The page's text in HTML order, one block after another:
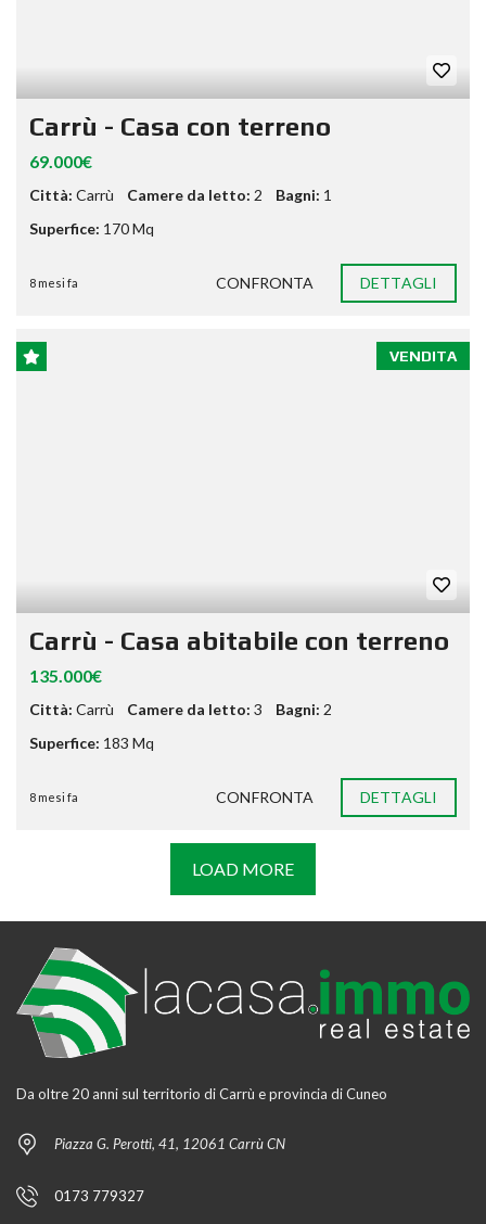
Carrù - Casa con terreno
69.000€
Città: Carrù Camere da letto: 2 Bagni: 1
Superfice: 170 Mq
8 mesi fa CONFRONTA DETTAGLI
VENDITA
Carrù - Casa abitabile con terreno
135.000€
Città: Carrù Camere da letto: 3 Bagni: 2
Superfice: 183 Mq
8 mesi fa CONFRONTA DETTAGLI
LOAD MORE
Da oltre 20 anni sul territorio di Carrù e provincia di Cuneo
Piazza G. Perotti, 41, 12061 Carrù CN
0173 779327